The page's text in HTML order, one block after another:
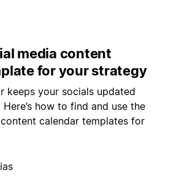
media content
for your strategy
keeps your socials updated
how to find and use the
calendar templates for